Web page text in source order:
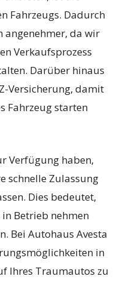
Fahrzeugs. Dadurch
angenehmer, da wir
Verkaufsprozess
Darüber hinaus
Versicherung, damit
Fahrzeug starten
Verfügung haben,
schnelle Zulassung
Dies bedeutet,
in Betrieb nehmen
Bei Autohaus Avesta
in
Ihres Traumautos zu